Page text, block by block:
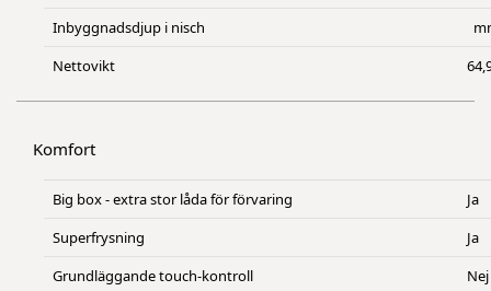
Inbyggnadsdjup i nisch
Nettovikt
Komfort
Big box - extra stor låda för förvaring
Ja
Superfrysning
Ja
Grundläggande touch-kontroll
Nej